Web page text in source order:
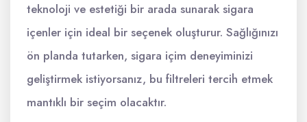
teknoloji ve estetiği bir arada sunarak sigara
içenler için ideal bir seçenek oluşturur. Sağlığınızı
ön planda tutarken, sigara içim deneyiminizi
geliştirmek istiyorsanız, bu filtreleri tercih etmek
mantıklı bir seçim olacaktır.